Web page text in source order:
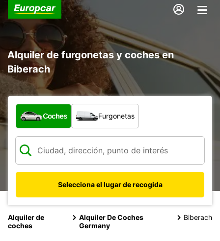
Alquiler de furgonetas y coches en
Biberach
¿Qué tipo de vehículo?
Coches Furgonetas
Selecciona el lugar de recogida
Alquiler de
coches
Alquiler De Coches
Germany
Biberach